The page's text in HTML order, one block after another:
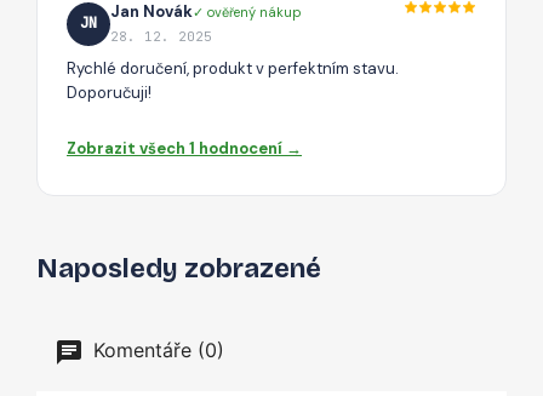
JN
Jan Novák✓ ověřený nákup
28. 12. 2025
Rychlé doručení, produkt v perfektním stavu.
Doporučuji!
Zobrazit všech 1 hodnocení →
Naposledy zobrazené
Komentáře (0)